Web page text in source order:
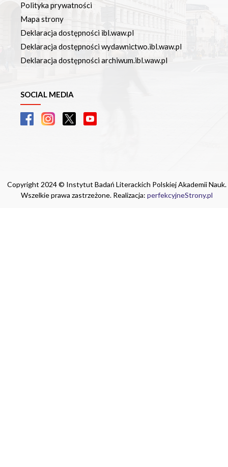
Polityka prywatności
Mapa strony
Deklaracja dostępności ibl.waw.pl
Deklaracja dostępności wydawnictwo.ibl.waw.pl
Deklaracja dostępności archiwum.ibl.waw.pl
SOCIAL MEDIA
Copyright 2024 © Instytut Badań Literackich Polskiej Akademii Nauk.
Wszelkie prawa zastrzeżone. Realizacja: perfekcyjneStrony.pl